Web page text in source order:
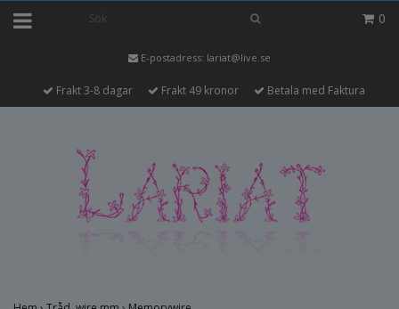
0
E-postadress: lariat@live.se
Frakt 3-8 dagar Frakt 49 kronor Betala med Faktura